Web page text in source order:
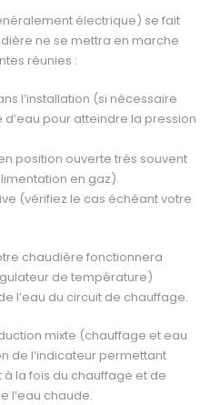
électrique) se fait
ne se mettra en marche
réunies :
l’installation (si nécessaire
pour atteindre la pression
position ouverte très souvent
en gaz).
(vérifiez le cas échéant votre
chaudière fonctionnera
de température)
l’eau du circuit de chauffage.
mixte (chauffage et eau
de l’indicateur permettant
la fois du chauffage et de
l’eau chaude.